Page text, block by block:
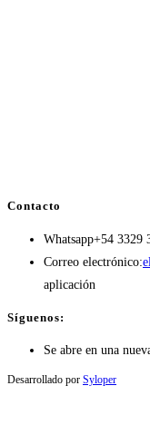
Contacto
Whatsapp+54 3329
Correo electrónico:
aplicación
Síguenos:
Se abre en una
Desarrollado por Syloper